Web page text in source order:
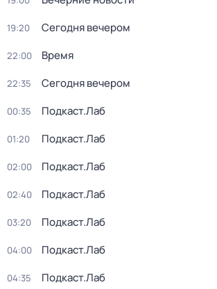
19:20 Сегодня вечером
22:00 Время
22:35 Сегодня вечером
00:35 Подкаст.Лаб
01:20 Подкаст.Лаб
02:00 Подкаст.Лаб
02:40 Подкаст.Лаб
03:20 Подкаст.Лаб
04:00 Подкаст.Лаб
04:35 Подкаст.Лаб